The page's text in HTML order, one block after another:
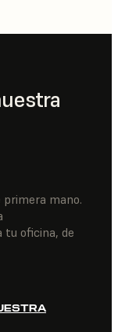
mano.
tu oficina, de